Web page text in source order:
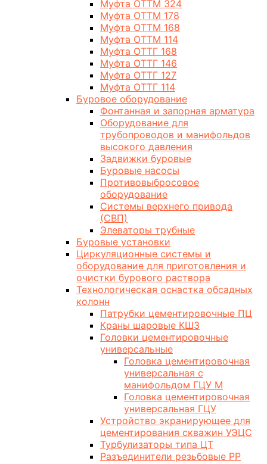
Муфта ОТТМ 324
Муфта ОТТМ 178
Муфта ОТТМ 168
Муфта ОТТМ 114
Муфта ОТТГ 168
Муфта ОТТГ 146
Муфта ОТТГ 127
Муфта ОТТГ 114
Буровое оборудование
Фонтанная и запорная арматура
Оборудование для
трубопроводов и манифольдов
высокого давления
Задвижки буровые
Буровые насосы
Противовыбросовое
оборудование
Системы верхнего привода
(СВП)
Элеваторы трубные
Буровые установки
Циркуляционные системы и
оборудование для приготовления и
очистки бурового раствора
Технологическая оснастка обсадных
колонн
Патрубки цементировочные ПЦ
Краны шаровые КШЗ
Головки цементировочные
универсальные
Головка цементировочная
универсальная с
манифольдом ГЦУ М
Головка цементировочная
универсальная ГЦУ
Устройство экранирующее для
цементирования скважин УЭЦС
Турбулизаторы типа ЦТ
Разъединители резьбовые РР